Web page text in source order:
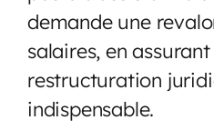
demande une
salaires, en
restructuration
indispensable.